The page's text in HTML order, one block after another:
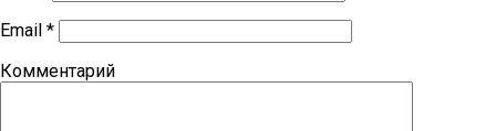
Email *
Комментарий